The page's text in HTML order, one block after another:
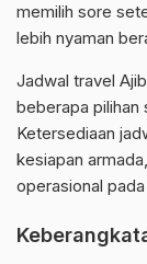
memilih sore
lebih nyaman
Jadwal travel
beberapa pilihan
Ketersediaan
kesiapan
operasional